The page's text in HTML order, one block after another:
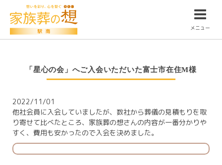
メニュー
「星心の会」へご入会いただいた富士市在住M様
2022/11/01
他社会員に入会していましたが、数社から葬儀の見積もりを取
り寄せて比べたところ、家族葬の想さんの内容が一番分かりや
すく、費用も安かったので入会を決めました。